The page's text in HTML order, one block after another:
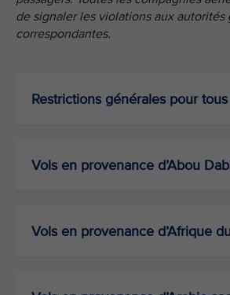
de signaler les violations aux
correspondantes.
Restrictions générales pour
Vols en provenance d’Abou
Vols en provenance d’Afrique